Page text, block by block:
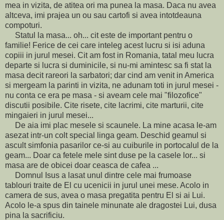
mea in vizita, de atitea ori ma punea la masa. Daca nu avea
altceva, imi prajea un ou sau cartofi si avea intotdeauna
compoturi.
Statul la masa... oh... cit este de important pentru o
familie! Ferice de cei care inteleg acest lucru si isi aduna
copiii in jurul mesei. Cit am fost in Romania, tatal meu lucra
departe si lucra si duminicile, si nu-mi amintesc sa fi stat la
masa decit rareori la sarbatori; dar cind am venit in America
si mergeam la parinti in vizita, ne adunam toti in jurul mesei -
nu conta ce era pe masa - si aveam cele mai "filozofice"
discutii posibile. Cite risete, cite lacrimi, cite marturii, cite
mingaieri in jurul mesei...
De aia imi plac mesele si scaunele. La mine acasa le-am
asezat intr-un colt special linga geam. Deschid geamul si
ascult simfonia pasarilor ce-si au cuiburile in portocalul de la
geam... Doar ca fetele mele sint duse pe la casele lor... si
masa are de obicei doar ceasca de cafea ...
Domnul Isus a lasat unul dintre cele mai frumoase
tablouri traite de El cu ucenicii in jurul unei mese. Acolo in
camera de sus, avea o masa pregatita pentru El si ai Lui.
Acolo le-a spus din tainele minunate ale dragostei Lui, dusa
pina la sacrificiu.